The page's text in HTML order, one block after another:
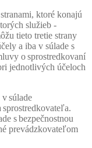
ktoré konajú
služieb -
tieto tretie strany
a iba v súlade s
o sprostredkovaní
jednotlivých účeloch
v súlade
s bezpečnostnou
prevádzkovateľom